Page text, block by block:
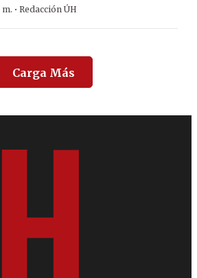
m. · Redacción ÚH
Carga Más